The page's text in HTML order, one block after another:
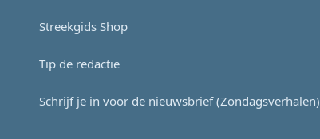
Streekgids Shop
Tip de redactie
Schrijf je in voor de nieuwsbrief (Zondagsverhalen)